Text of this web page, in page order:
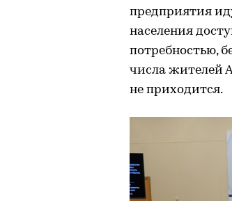
предприятия
населения
потребностью,
числа жителей
не приходится.